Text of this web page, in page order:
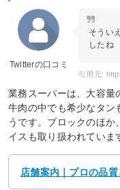
Twitterの口コミ
そうい
したね
業務スーパーは、大容量
牛肉の中でも希少なタン
うです。ブロックのほか
イスも取り扱われていま
店舗案内｜プロの品